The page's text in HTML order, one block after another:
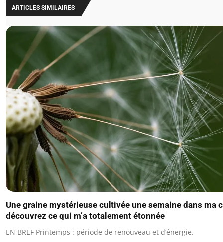
ARTICLES SIMILAIRES
Une graine mystérieuse cultivée une semaine dans ma
découvrez ce qui m’a totalement étonnée
EN BREF Printemps : période de renouveau et d’énergie.